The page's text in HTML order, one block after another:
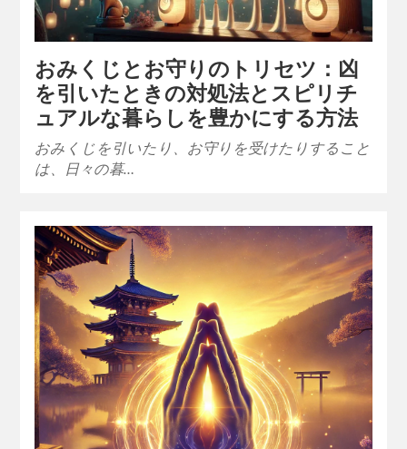
おみくじとお守りのトリセツ：凶
を引いたときの対処法とスピリチ
ュアルな暮らしを豊かにする方法
おみくじを引いたり、お守りを受けたりすること
は、日々の暮…